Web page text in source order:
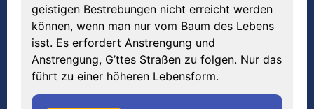
geistigen Bestrebungen nicht erreicht werden
können, wenn man nur vom Baum des Lebens
isst. Es erfordert Anstrengung und
Anstrengung, G’ttes Straßen zu folgen. Nur das
führt zu einer höheren Lebensform.